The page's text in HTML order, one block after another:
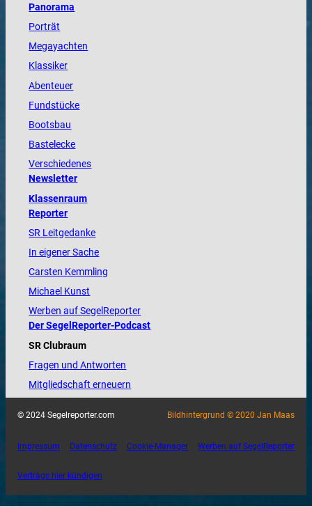
Panorama
Porträt
Megayachten
Klassiker
Abenteuer
Fundstücke
Bootsbau
Bastelecke
Verschiedenes
Newsletter
Klassenraum
Reporter
SR Leitgedanke
In eigener Sache
Carsten Kemmling
Michael Kunst
Werben auf SegelReporter
Der SegelReporter-Podcast
SR Clubraum
Fragen und Antworten
Mitgliedschaft erneuern
© 2024 Segelreporter.com Bildhintergrund © 2020 Jan Maas
Impressum Datenschutz Cookie-Manager Werben auf SegelReporter
Verträge hier kündigen